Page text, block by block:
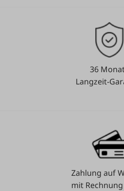
36
Langzeit-
Zahlung auf
mit